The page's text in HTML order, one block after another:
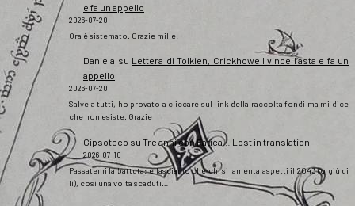
e fa un appello
2026-07-20
Ora è sistemato. Grazie mille!
Daniela su Lettera di Tolkien, Crickhowell vince l’asta e fa un
appello
2026-07-20
Salve a tutti, ho provato a cliccare sul link della raccolta fondi ma mi dice
che non esiste. Grazie
Gipsoteco su Tre anni con Fatica… Lost in translation
2026-07-10
Passatemi la battuta: e lasciamo che chi si lamenta aspetti il 2043 (o giù di
lì), così una volta scaduti…